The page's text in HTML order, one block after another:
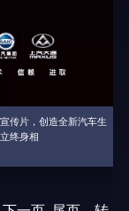
传片，创造全新汽车生
终身相